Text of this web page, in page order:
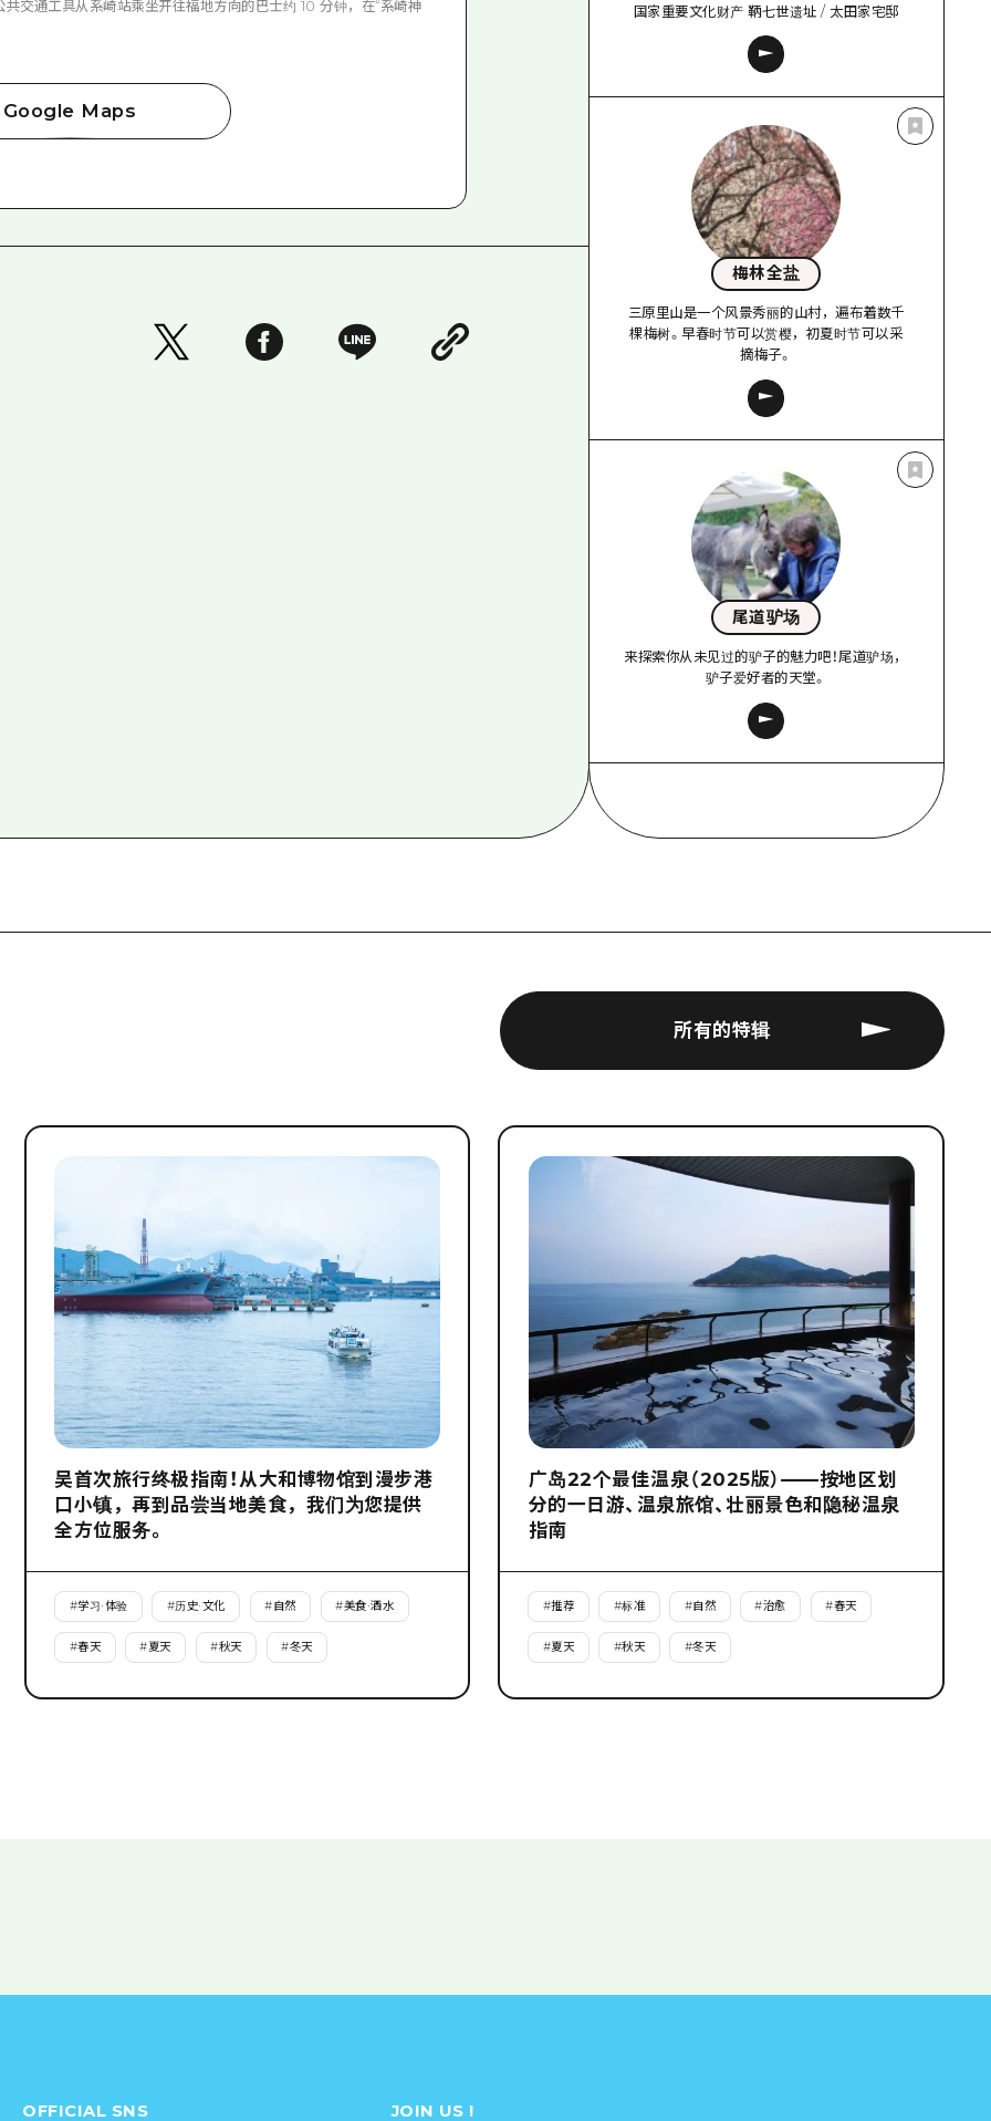
交通工具从系崎站乘坐开往福地方向的巴士约 10 分钟，在“系崎神
Google Maps
国家重要文化财产 鞆七世遗址 / 太田家宅邸
梅林全盐
三原里山是一个风景秀丽的山村，遍布着数千
棵梅树。早春时节可以赏樱，初夏时节可以采
摘梅子。
尾道驴场
来探索你从未见过的驴子的魅力吧！尾道驴场，
驴子爱好者的天堂。
所有的特辑
吴首次旅行终极指南！从大和博物馆到漫步港
口小镇，再到品尝当地美食，我们为您提供
全方位服务。
#学习·体验 #历史·文化 #自然 #美食·酒水
#春天 #夏天 #秋天 #冬天
广岛22个最佳温泉（2025版）——按地区划
分的一日游、温泉旅馆、壮丽景色和隐秘温泉
指南
#推荐 #标准 #自然 #治愈 #春天
#夏天 #秋天 #冬天
OFFICIAL SNS JOIN US !